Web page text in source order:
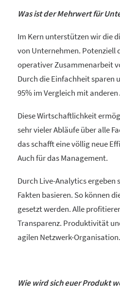
Was ist der Mehrwert für
Im Kern unterstützen wir die
von Unternehmen. Potenziell
operativer Zusammenarbeit
Durch die Einfachheit sparen
95% im Vergleich mit
Diese Wirtschaftlichkeit
sehr vieler Abläufe über alle
das schafft eine völlig neue
Auch für das Management.
Durch Live-Analytics ergeben
Fakten basieren. So können
gesetzt werden. Alle
Transparenz. Produktivität
agilen Netzwerk-Organisation.
Wie wird sich euer Produkt